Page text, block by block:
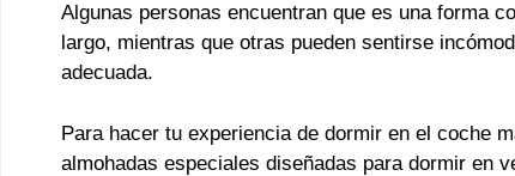
Algunas personas encuentran que es una forma
largo, mientras que otras pueden sentirse
adecuada.
Para hacer tu experiencia de dormir en el coche
almohadas especiales diseñadas para dormir en